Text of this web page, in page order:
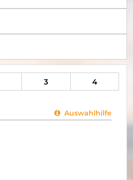
3 4
Auswahlhilfe